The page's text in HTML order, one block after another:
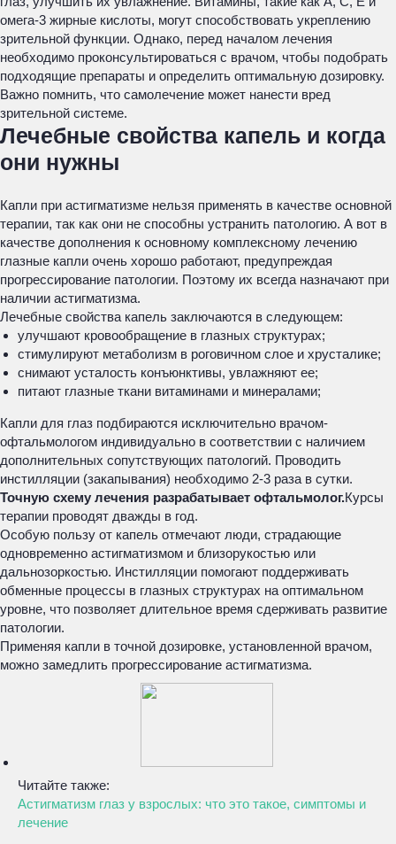
омега-3 жирные кислоты, могут способствовать укреплению
зрительной функции. Однако, перед началом лечения
необходимо проконсультироваться с врачом, чтобы подобрать
подходящие препараты и определить оптимальную дозировку.
Важно помнить, что самолечение может нанести вред
зрительной системе.
Лечебные свойства капель и когда
они нужны
Капли при астигматизме нельзя применять в качестве основной
терапии, так как они не способны устранить патологию. А вот в
качестве дополнения к основному комплексному лечению
глазные капли очень хорошо работают, предупреждая
прогрессирование патологии. Поэтому их всегда назначают при
наличии астигматизма.
Лечебные свойства капель заключаются в следующем:
улучшают кровообращение в глазных структурах;
стимулируют метаболизм в роговичном слое и хрусталике;
снимают усталость конъюнктивы, увлажняют ее;
питают глазные ткани витаминами и минералами;
Капли для глаз подбираются исключительно врачом-
офтальмологом индивидуально в соответствии с наличием
дополнительных сопутствующих патологий. Проводить
инстилляции (закапывания) необходимо 2-3 раза в сутки.
Точную схему лечения разрабатывает офтальмолог.Курсы
терапии проводят дважды в год.
Особую пользу от капель отмечают люди, страдающие
одновременно астигматизмом и близорукостью или
дальнозоркостью. Инстилляции помогают поддерживать
обменные процессы в глазных структурах на оптимальном
уровне, что позволяет длительное время сдерживать развитие
патологии.
Применяя капли в точной дозировке, установленной врачом,
можно замедлить прогрессирование астигматизма.
Читайте также:
Астигматизм глаз у взрослых: что это такое, симптомы и
лечение